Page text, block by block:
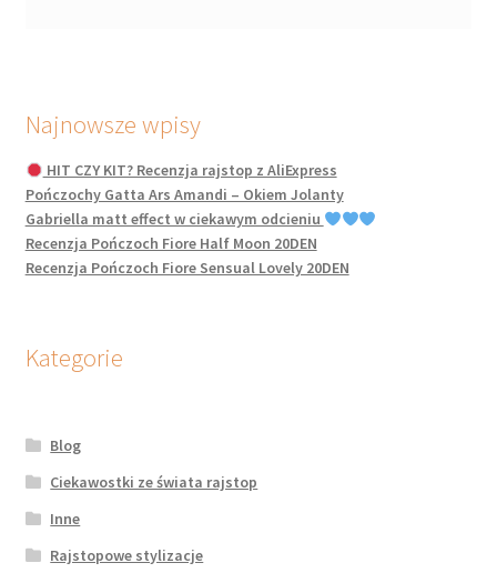
Najnowsze wpisy
HIT CZY KIT? Recenzja rajstop z AliExpress
Pończochy Gatta Ars Amandi – Okiem Jolanty
Gabriella matt effect w ciekawym odcieniu
Recenzja Pończoch Fiore Half Moon 20DEN
Recenzja Pończoch Fiore Sensual Lovely 20DEN
Kategorie
Blog
Ciekawostki ze świata rajstop
Inne
Rajstopowe stylizacje